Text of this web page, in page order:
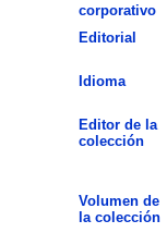
corporativo
Editorial
Idioma
Editor de la
colección
Volumen de
la colección